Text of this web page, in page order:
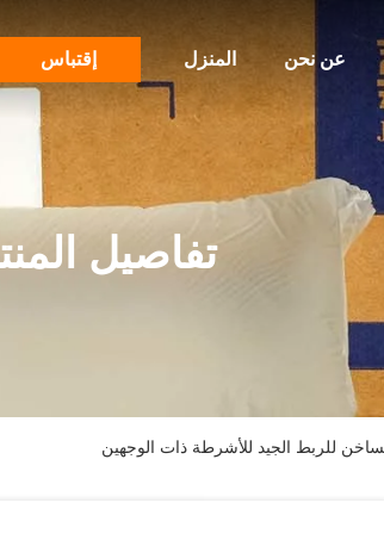
المنزل عن نحن إقتباس
تفاصيل
للربط الجيد للأشرطة ذات الوجهين